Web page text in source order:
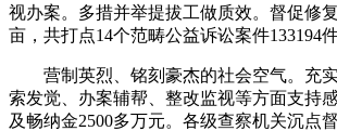
视办案。多措并举提拔工做质效。督促修
亩，共打点14个范畴公益诉讼案件133194件
营制英烈、铭刻豪杰的社会空气。充
索发觉、办案辅帮、整改监视等方面支持
及畅纳金2500多万元。各级查察机关沉点